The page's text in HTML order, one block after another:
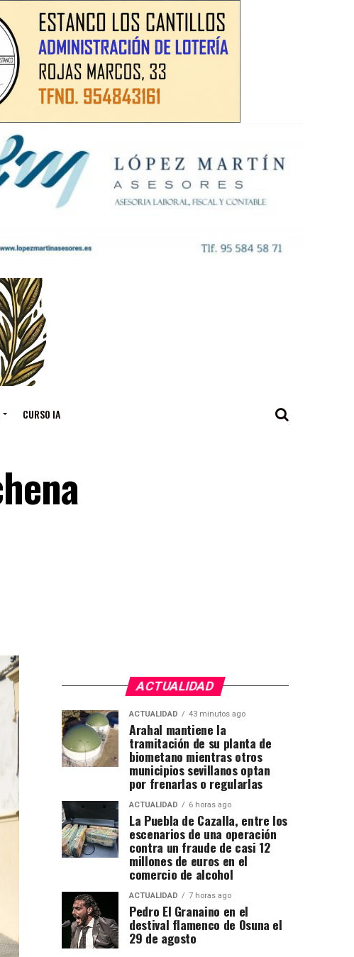
CURSO IA
ACTUALIDAD
ACTUALIDAD 43 minutos ago
Arahal mantiene la
tramitación de su planta de
biometano mientras otros
municipios sevillanos optan
por frenarlas o regularlas
ACTUALIDAD 6 horas ago
La Puebla de Cazalla, entre los
escenarios de una operación
contra un fraude de casi 12
millones de euros en el
comercio de alcohol
ACTUALIDAD 7 horas ago
Pedro El Granaino en el
destival flamenco de Osuna el
29 de agosto